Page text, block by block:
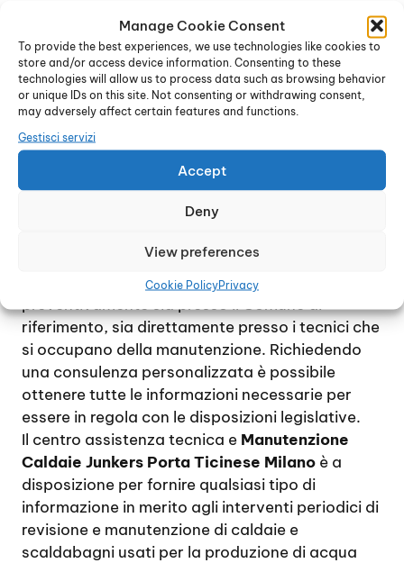
Manage Cookie Consent
To provide the best experiences, we use technologies like cookies to
store and/or access device information. Consenting to these
technologies will allow us to process data such as browsing behavior
or unique IDs on this site. Not consenting or withdrawing consent,
may adversely affect certain features and functions.
Gestisci servizi
Accept
Deny
View preferences
Cookie PolicyPrivacy
completa annuale, al fine di verificare il corretto
funzionamento del dispositivo e di provvedere,
se necessario, alla sostituzione dei pezzi di
ricambio usurati.
Per quanto riguarda la manutenzione
obbligatoria delle caldaie, normalmente sui
dispositivi domestici viene effettuata ogni due
anni, e consiste in un controllo generale delle
condizioni della caldaia oltre alla verifica dei
residui di combustione e al rilascio del bollino
Tuttavia, trattandosi di norme soggette a
modifiche frequenti, si consiglia di informarsi
preventivamente sia presso il Comune di
riferimento, sia direttamente presso i tecnici che
si occupano della manutenzione. Richiedendo
una consulenza personalizzata è possibile
ottenere tutte le informazioni necessarie per
essere in regola con le disposizioni legislative.
Il centro assistenza tecnica e Manutenzione
Caldaie Junkers Porta Ticinese Milano è a
disposizione per fornire qualsiasi tipo di
informazione in merito agli interventi periodici di
revisione e manutenzione di caldaie e
scaldabagni usati per la produzione di acqua